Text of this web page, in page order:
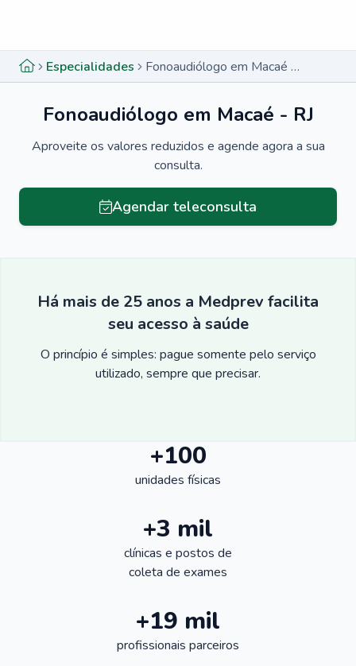
Especialidades Fonoaudiólogo em Macaé - RJ
Fonoaudiólogo em Macaé - RJ
Aproveite os valores reduzidos e agende agora a sua
consulta.
Agendar teleconsulta
Há mais de 25 anos a Medprev facilita
seu acesso à saúde
O princípio é simples: pague somente pelo serviço
utilizado, sempre que precisar.
+100
unidades físicas
+3 mil
clínicas e postos de
coleta de exames
+19 mil
profissionais parceiros